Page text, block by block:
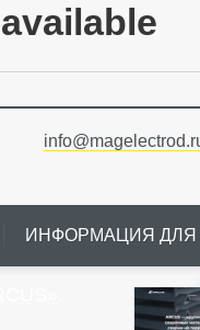
ИНФОРМАЦИЯ ДЛЯ